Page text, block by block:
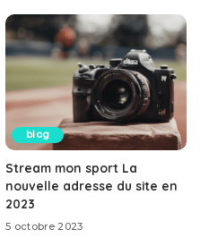
blog
Stream mon sport La
nouvelle adresse du site en
2023
5 octobre 2023